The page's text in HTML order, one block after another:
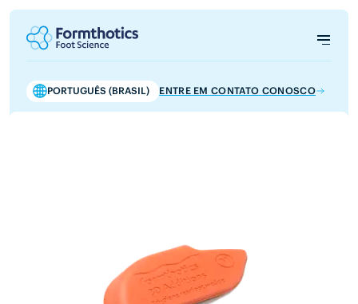
PORTUGUÊS (BRASIL) ENTRE EM CONTATO CONOSCO